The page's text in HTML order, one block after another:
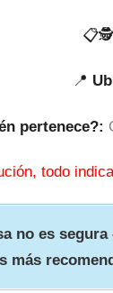
📋🕵
📍
pertenece?:
todo
no es
más